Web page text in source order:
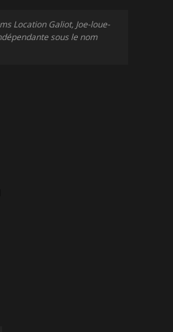
Location Galiot, Joe-loue-
sous le nom